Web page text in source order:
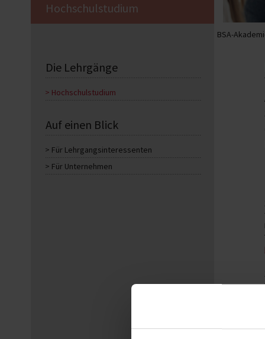
Hochschulstudium
Die Lehrgänge
Hochschulstudium
Auf einen Blick
Für Lehrgangsinteressenten
Für Unternehmen
BSA-